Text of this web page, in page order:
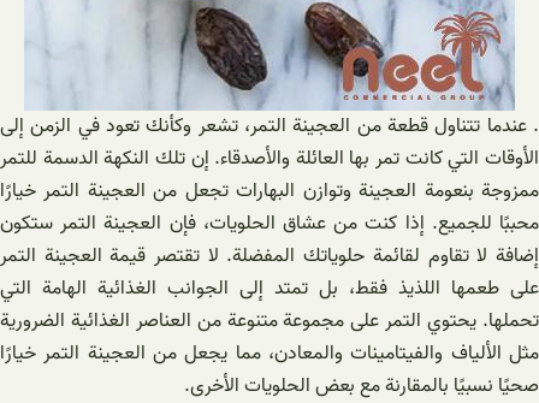
. عندما تتناول قطعة من العجينة التمر، تشعر وكأنك تعود في الزمن إلى
الأوقات التي كانت تمر بها العائلة والأصدقاء. إن تلك النكهة الدسمة للتمر
ممزوجة بنعومة العجينة وتوازن البهارات تجعل من العجينة التمر خيارًا
محببًا للجميع. إذا كنت من عشاق الحلويات، فإن العجينة التمر ستكون
إضافة لا تقاوم لقائمة حلوياتك المفضلة. لا تقتصر قيمة العجينة التمر
على طعمها اللذيذ فقط، بل تمتد إلى الجوانب الغذائية الهامة التي
تحملها. يحتوي التمر على مجموعة متنوعة من العناصر الغذائية الضرورية
مثل الألياف والفيتامينات والمعادن، مما يجعل من العجينة التمر خيارًا
صحيًا نسبيًا بالمقارنة مع بعض الحلويات الأخرى.